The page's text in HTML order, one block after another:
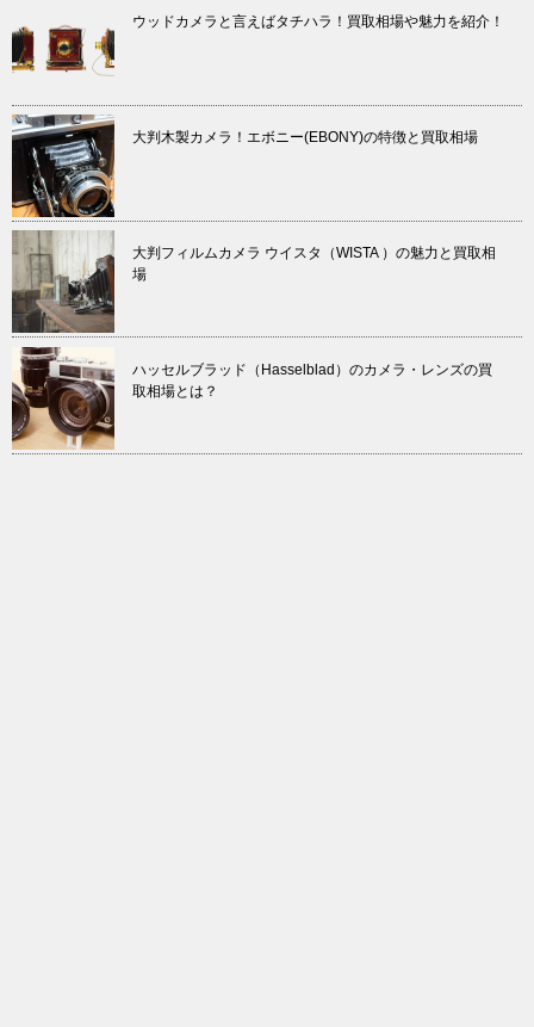
ウッドカメラと言えばタチハラ！買取相場や魅力を紹介！
大判木製カメラ！エボニー(EBONY)の特徴と買取相場
大判フィルムカメラ ウイスタ（WISTA ）の魅力と買取相
場
ハッセルブラッド（Hasselblad）のカメラ・レンズの買
取相場とは？